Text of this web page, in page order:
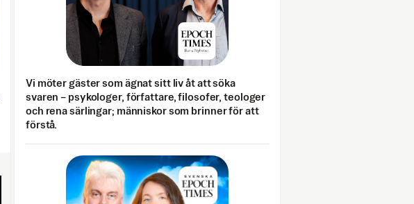
Vi möter gäster som ägnat sitt liv åt att söka
svaren – psykologer, författare, filosofer, teologer
och rena särlingar; människor som brinner för att
förstå.